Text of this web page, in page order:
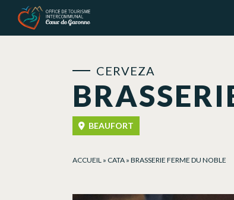
CERVEZA
BEAUFORT
ACCUEIL » CATA » BRASSERIE FERME DU NOBLE
Panel de gestión de cookies